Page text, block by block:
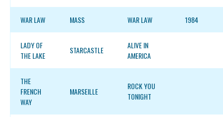
WAR LAW MASS WAR LAW 1984
LADY OF
THE LAKE
STARCASTLE
ALIVE IN
AMERICA
THE
FRENCH
WAY
MARSEILLE
ROCK YOU
TONIGHT